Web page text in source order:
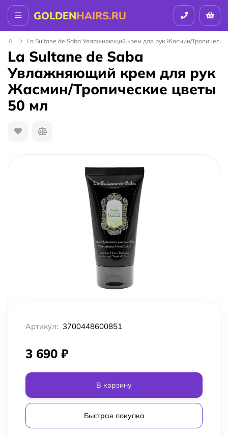
GOLDENHAIRS.RU
La Sultane de Saba Увлажняющий крем для рук Жасмин/
La Sultane de Saba
Увлажняющий крем для рук
Жасмин/Тропические цветы
50 мл
Артикул: 3700448600851
3 690 ₽
В корзину
Быстрая покупка